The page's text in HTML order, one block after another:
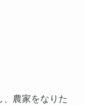
農家をなりた